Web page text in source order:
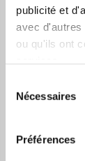
publicité et
avec d'autres
ou qu'ils ont
Nécessaires
Préférences
Pour le
providing
paire